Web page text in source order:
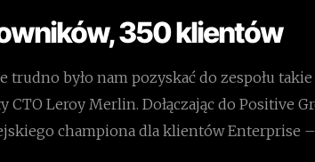
350 klientów
trudno było nam pozyskać do zespołu
CTO Leroy Merlin. Dołączając do Positive
championa dla klientów Enterprise